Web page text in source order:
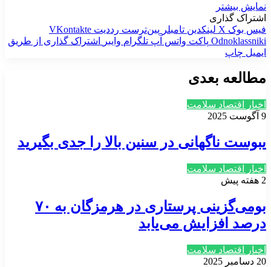
نمایش بیشتر
اشتراک گذاری
فیس بوک X لینکدین ‫تامبلر ‫پین‌ترست ‫رددیت ‫VKontakte
‫Odnoklassniki پاکت واتس آپ تلگرام وایبر
اشتراک گذاری از طریق
ایمیل چاپ
مطالعه بعدی
اخبار اقتصاد سلامت
9 آگوست 2025
یبوست ناگهانی در سنین بالا را جدی بگیرید
اخبار اقتصاد سلامت
2 هفته پیش
بومی‌گزینی پرستاری در هرمزگان به ۷۰
درصد افزایش می‌یابد
اخبار اقتصاد سلامت
20 دسامبر 2025